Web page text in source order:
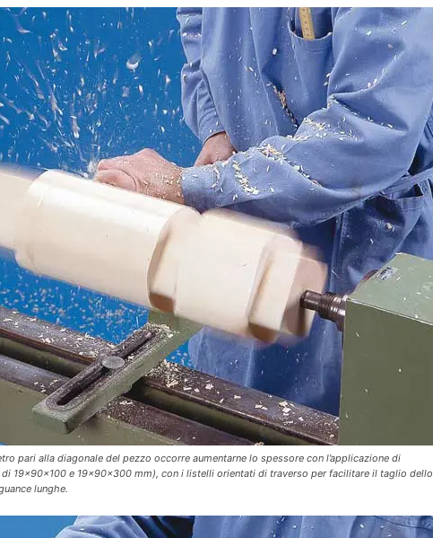
pari alla diagonale del pezzo occorre aumentarne lo spessore con l’applicazione di
di 19x90x100 e 19x90x300 mm), con i listelli orientati di traverso per facilitare il taglio dello
lunghe.